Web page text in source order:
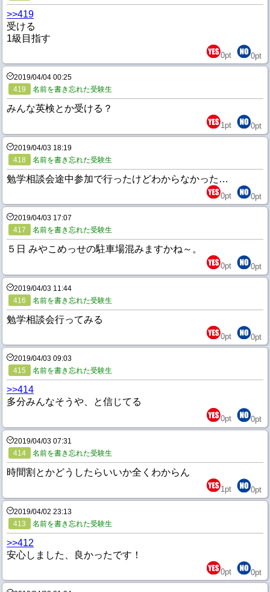
>>419
受ける
1級目指す
0pt 0pt
2019/04/04 00:25
419
名前を書き忘れた受験生
みんな英検とか受ける？
1pt 0pt
2019/04/03 18:19
418
名前を書き忘れた受験生
勉学相談会途中参加で行ったけどわからなかった…
0pt 0pt
2019/04/03 17:07
417
名前を書き忘れた受験生
５日 みやこめっせの駐車場混みますかね～。
0pt 0pt
2019/04/03 11:44
416
名前を書き忘れた受験生
勉学相談会行ってみる
0pt 0pt
2019/04/03 09:03
415
名前を書き忘れた受験生
>>414
多分みんなそうや、と信じてる
0pt 0pt
2019/04/03 07:31
414
名前を書き忘れた受験生
時間割とかどうしたらいいか全くわからん
1pt 0pt
2019/04/02 23:13
413
名前を書き忘れた受験生
>>412
安心しました、良かったです！
0pt 0pt